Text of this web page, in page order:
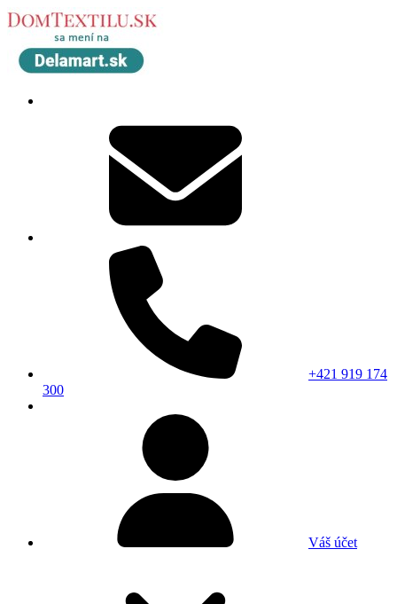
+421 919 174
300
Váš účet